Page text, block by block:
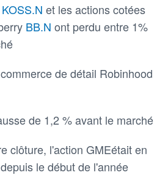
KOSS.N et les actions cotées
BB.N ont perdu entre 1%
de détail Robinhood
de 1,2 % avant le marché
clôture, l'action GMEétait en
le début de l'année